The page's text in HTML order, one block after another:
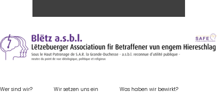
Wer sind wir? Wir setzen uns ein Was haben wir bewirkt?